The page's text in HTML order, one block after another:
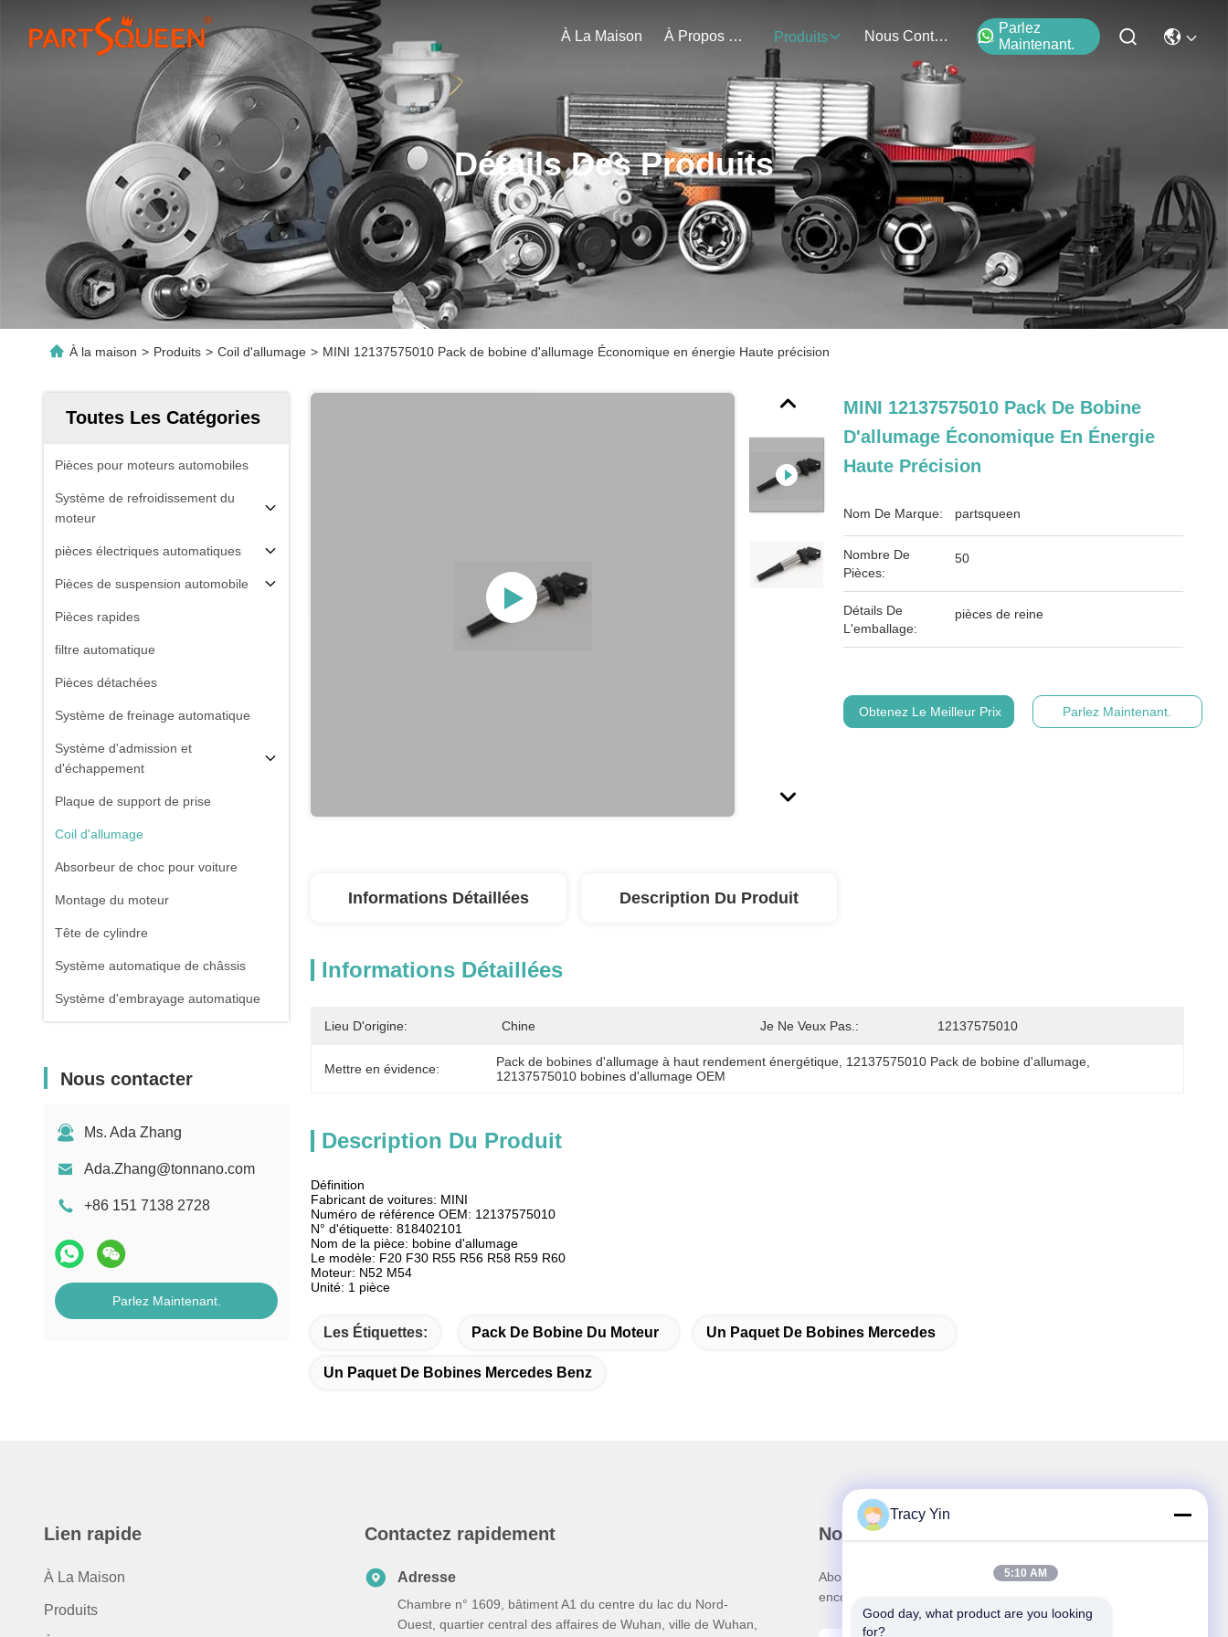
À La Maison À Propos De Nous Produits Nous Contacter
Parlez
Maintenant.
Détails Des Produits
À la maison > Produits > Coil d'allumage > MINI 12137575010 Pack de bobine d'allumage Économique en énergie Haute précision
Toutes Les Catégories
Pièces pour moteurs automobiles
Système de refroidissement du
moteur
pièces électriques automatiques
Pièces de suspension automobile
Pièces rapides
filtre automatique
Pièces détachées
Système de freinage automatique
Système d'admission et
d'échappement
Plaque de support de prise
Coil d'allumage
Absorbeur de choc pour voiture
Montage du moteur
Tête de cylindre
Système automatique de châssis
Système d'embrayage automatique
Nous contacter
Ms. Ada Zhang
Ada.Zhang@tonnano.com
+86 151 7138 2728
Parlez Maintenant.
MINI 12137575010 Pack De Bobine
D'allumage Économique En Énergie
Haute Précision
Nom De Marque: partsqueen
Nombre De
Pièces:
50
Détails De
L'emballage:
pièces de reine
Obtenez Le Meilleur Prix Parlez Maintenant.
Informations Détaillées Description Du Produit
Informations Détaillées
Lieu D'origine: Chine Je Ne Veux Pas.: 12137575010
Mettre en évidence: Pack de bobines d'allumage à haut rendement énergétique 12137575010 Pack de bobine d'allumage
12137575010 bobines d'allumage OEM
Description Du Produit
Définition
Fabricant de voitures: MINI
Numéro de référence OEM: 12137575010
N° d'étiquette: 818402101
Nom de la pièce: bobine d'allumage
Le modèle: F20 F30 R55 R56 R58 R59 R60
Moteur: N52 M54
Unité: 1 pièce
Les Étiquettes: Pack De Bobine Du Moteur Un Paquet De Bobines Mercedes
Un Paquet De Bobines Mercedes Benz
Lien rapide
À La Maison
Produits
Contactez rapidement
Adresse
Chambre n° 1609, bâtiment A1 du centre du lac du Nord-
Ouest, quartier central des affaires de Wuhan, ville de Wuhan,
Notre newsletter
Abonnez-vous à notre newsletter pour des réductions et plus
encore.
Tracy Yin
5:10 AM
Good day, what product are you looking
for?